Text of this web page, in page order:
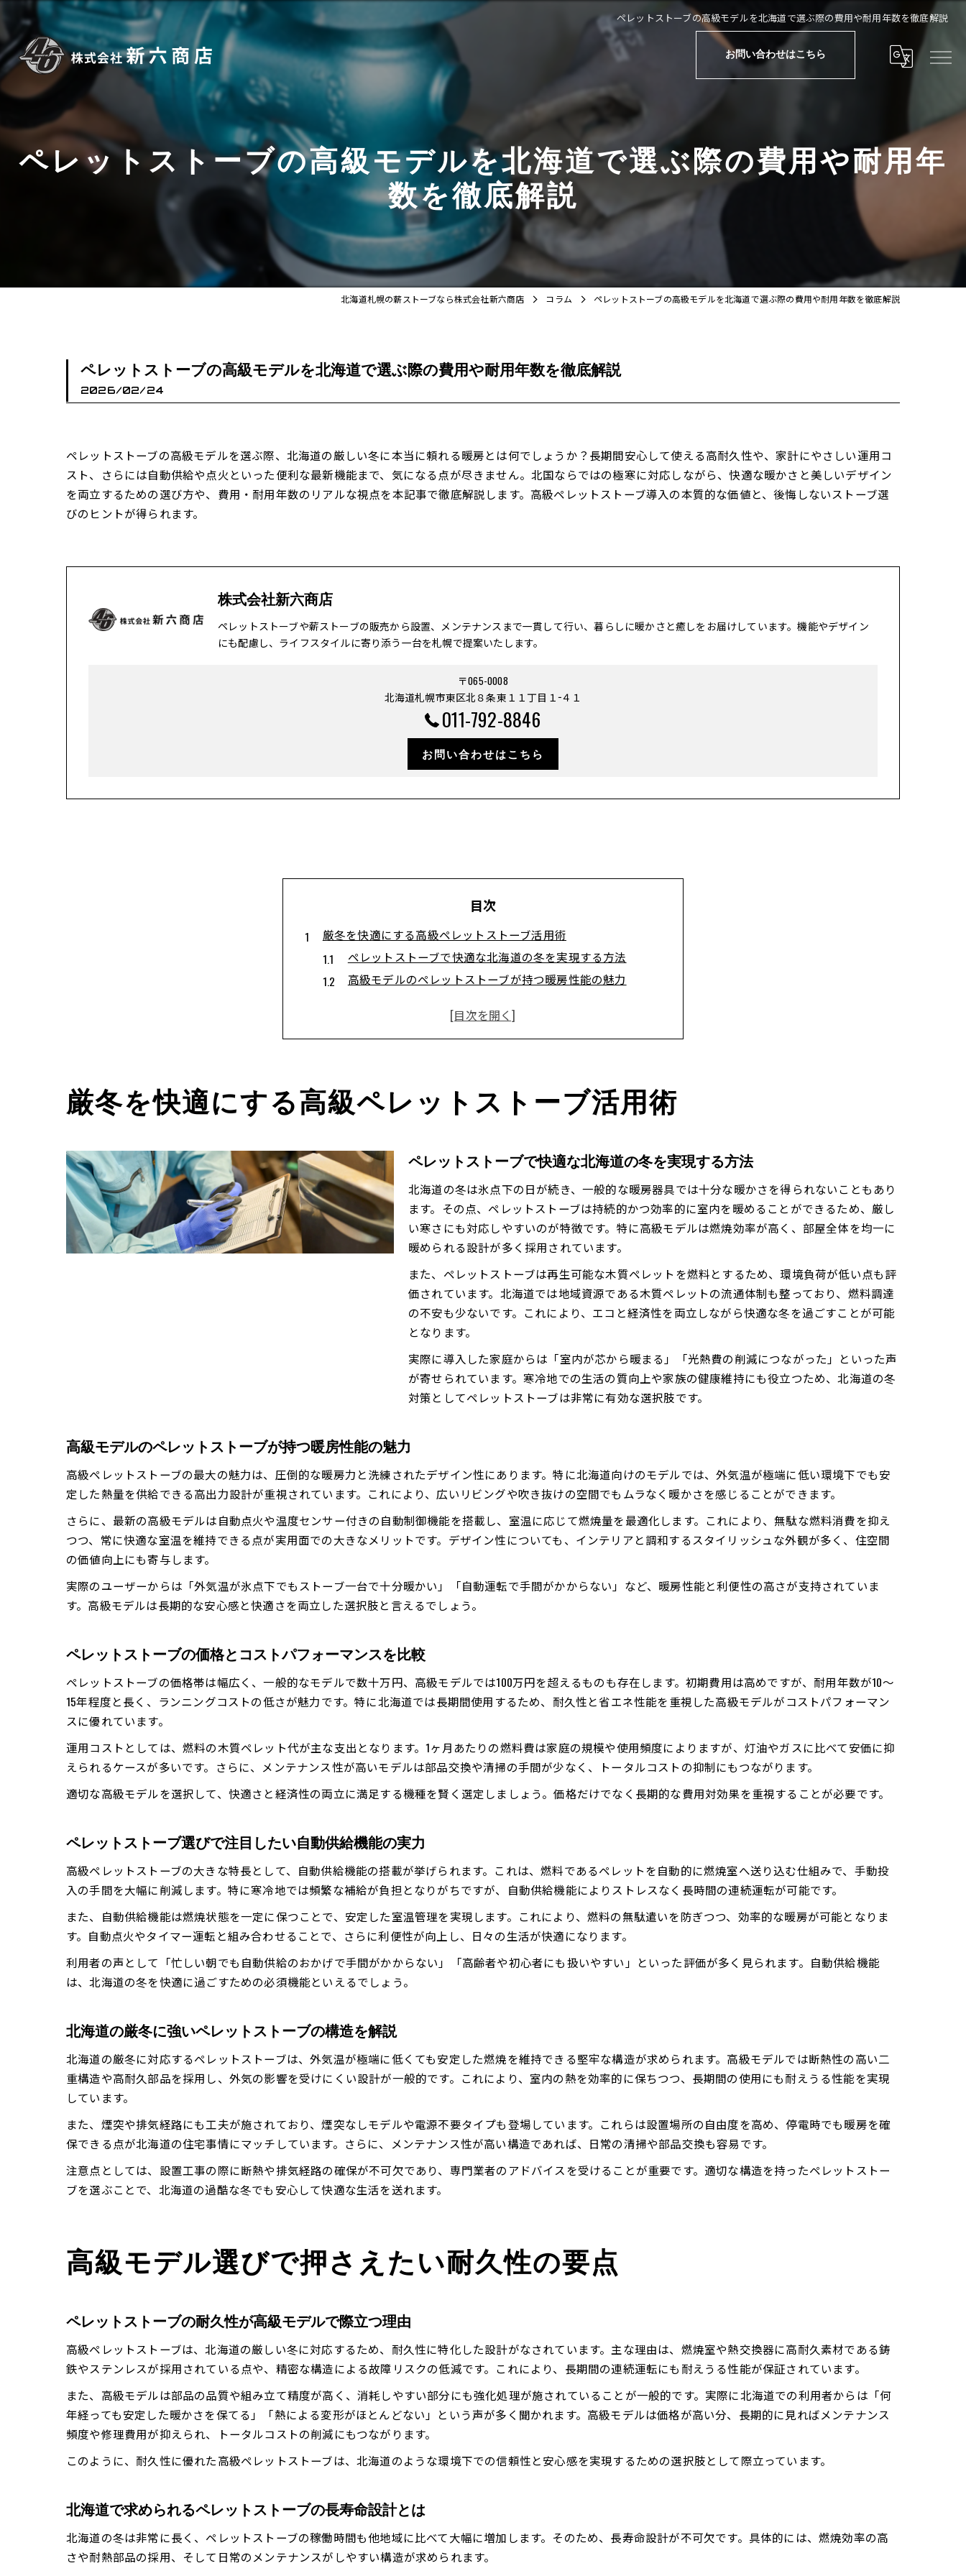
ペレットストーブの高級モデルを北海道で選ぶ際の費用や耐用年数を徹底解説
お問い合わせはこちら
ペレットストーブの高級モデルを北海道で選ぶ際の費用や耐用年
数を徹底解説
北海道札幌の薪ストーブなら株式会社新六商店 コラム ペレットストーブの高級モデルを北海道で選ぶ際の費用や耐用年数を徹底解説
ペレットストーブの高級モデルを北海道で選ぶ際の費用や耐用年数を徹底解説
2026/02/24
ペレットストーブの高級モデルを選ぶ際、北海道の厳しい冬に本当に頼れる暖房とは何でしょうか？長期間安心して使える高耐久性や、家計にやさしい運用コ
スト、さらには自動供給や点火といった便利な最新機能まで、気になる点が尽きません。北国ならではの極寒に対応しながら、快適な暖かさと美しいデザイン
を両立するための選び方や、費用・耐用年数のリアルな視点を本記事で徹底解説します。高級ペレットストーブ導入の本質的な価値と、後悔しないストーブ選
びのヒントが得られます。
株式会社新六商店
ペレットストーブや薪ストーブの販売から設置、メンテナンスまで一貫して行い、暮らしに暖かさと癒しをお届けしています。機能やデザイン
にも配慮し、ライフスタイルに寄り添う一台を札幌で提案いたします。
〒065-0008
北海道札幌市東区北８条東１１丁目１−４１
011-792-8846
お問い合わせはこちら
目次
厳冬を快適にする高級ペレットストーブ活用術
ペレットストーブで快適な北海道の冬を実現する方法
高級モデルのペレットストーブが持つ暖房性能の魅力
ペレットストーブ選びで注目したい自動供給機能の実力
ペレットストーブの耐久性が高級モデルで際立つ理由
北海道で求められるペレットストーブの長寿命設計とは
ペレットストーブ選びで失敗しない耐久性チェックポイント
ペレットストーブの部品交換や修理対応の安心感
ペレットストーブを導入する魅力と安心ポイント
ペレットストーブ導入で得られる快適な暖かさの違い
高級ペレットストーブの安心ポイントと安全性能
ペレットストーブの構造がもたらす経済的メリット
自動供給機能付きペレットストーブの便利さを紹介
ペレットストーブ導入後のランニングコストを解説
北海道の冬に最適な構造や自動供給機能を解説
ペレットストーブの構造が北海道の冬を支える理由
高級モデルの自動供給機能でラクに暖かさを得る
ペレットストーブの煙突なしタイプの活用シーン
ペレットストーブと薪ストーブの構造比較を解説
煙突なしや電源不要タイプの実力とは
ペレットストーブの煙突なしタイプが選ばれる理由
電源不要ペレットストーブのメリットと注意点
北海道の冬でも活躍するペレットストーブ最新モデル
ペレットストーブ設置時のコストと利便性を比較
維持費と導入費の現実を詳しく紹介
ペレットストーブの導入費用と月々の維持費を解説
高級ペレットストーブの維持コストと節約ポイント
厳冬を快適にする高級ペレットストーブ活用術
ペレットストーブで快適な北海道の冬を実現する方法
北海道の冬は氷点下の日が続き、一般的な暖房器具では十分な暖かさを得られないこともあり
ます。その点、ペレットストーブは持続的かつ効率的に室内を暖めることができるため、厳し
い寒さにも対応しやすいのが特徴です。特に高級モデルは燃焼効率が高く、部屋全体を均一に
暖められる設計が多く採用されています。
また、ペレットストーブは再生可能な木質ペレットを燃料とするため、環境負荷が低い点も評
価されています。北海道では地域資源である木質ペレットの流通体制も整っており、燃料調達
の不安も少ないです。これにより、エコと経済性を両立しながら快適な冬を過ごすことが可能
となります。
実際に導入した家庭からは「室内が芯から暖まる」「光熱費の削減につながった」といった声
が寄せられています。寒冷地での生活の質向上や家族の健康維持にも役立つため、北海道の冬
対策としてペレットストーブは非常に有効な選択肢です。
高級モデルのペレットストーブが持つ暖房性能の魅力
高級ペレットストーブの最大の魅力は、圧倒的な暖房力と洗練されたデザイン性にあります。特に北海道向けのモデルでは、外気温が極端に低い環境下でも安
定した熱量を供給できる高出力設計が重視されています。これにより、広いリビングや吹き抜けの空間でもムラなく暖かさを感じることができます。
さらに、最新の高級モデルは自動点火や温度センサー付きの自動制御機能を搭載し、室温に応じて燃焼量を最適化します。これにより、無駄な燃料消費を抑え
つつ、常に快適な室温を維持できる点が実用面での大きなメリットです。デザイン性についても、インテリアと調和するスタイリッシュな外観が多く、住空間
の価値向上にも寄与します。
実際のユーザーからは「外気温が氷点下でもストーブ一台で十分暖かい」「自動運転で手間がかからない」など、暖房性能と利便性の高さが支持されていま
す。高級モデルは長期的な安心感と快適さを両立した選択肢と言えるでしょう。
ペレットストーブの価格とコストパフォーマンスを比較
ペレットストーブの価格帯は幅広く、一般的なモデルで数十万円、高級モデルでは100万円を超えるものも存在します。初期費用は高めですが、耐用年数が10～
15年程度と長く、ランニングコストの低さが魅力です。特に北海道では長期間使用するため、耐久性と省エネ性能を重視した高級モデルがコストパフォーマン
スに優れています。
運用コストとしては、燃料の木質ペレット代が主な支出となります。1ヶ月あたりの燃料費は家庭の規模や使用頻度によりますが、灯油やガスに比べて安価に抑
えられるケースが多いです。さらに、メンテナンス性が高いモデルは部品交換や清掃の手間が少なく、トータルコストの抑制にもつながります。
適切な高級モデルを選択して、快適さと経済性の両立に満足する機種を賢く選定しましょう。価格だけでなく長期的な費用対効果を重視することが必要です。
ペレットストーブ選びで注目したい自動供給機能の実力
高級ペレットストーブの大きな特長として、自動供給機能の搭載が挙げられます。これは、燃料であるペレットを自動的に燃焼室へ送り込む仕組みで、手動投
入の手間を大幅に削減します。特に寒冷地では頻繁な補給が負担となりがちですが、自動供給機能によりストレスなく長時間の連続運転が可能です。
また、自動供給機能は燃焼状態を一定に保つことで、安定した室温管理を実現します。これにより、燃料の無駄遣いを防ぎつつ、効率的な暖房が可能となりま
す。自動点火やタイマー運転と組み合わせることで、さらに利便性が向上し、日々の生活が快適になります。
利用者の声として「忙しい朝でも自動供給のおかげで手間がかからない」「高齢者や初心者にも扱いやすい」といった評価が多く見られます。自動供給機能
は、北海道の冬を快適に過ごすための必須機能といえるでしょう。
北海道の厳冬に強いペレットストーブの構造を解説
北海道の厳冬に対応するペレットストーブは、外気温が極端に低くても安定した燃焼を維持できる堅牢な構造が求められます。高級モデルでは断熱性の高い二
重構造や高耐久部品を採用し、外気の影響を受けにくい設計が一般的です。これにより、室内の熱を効率的に保ちつつ、長期間の使用にも耐えうる性能を実現
しています。
また、煙突や排気経路にも工夫が施されており、煙突なしモデルや電源不要タイプも登場しています。これらは設置場所の自由度を高め、停電時でも暖房を確
保できる点が北海道の住宅事情にマッチしています。さらに、メンテナンス性が高い構造であれば、日常の清掃や部品交換も容易です。
注意点としては、設置工事の際に断熱や排気経路の確保が不可欠であり、専門業者のアドバイスを受けることが重要です。適切な構造を持ったペレットストー
ブを選ぶことで、北海道の過酷な冬でも安心して快適な生活を送れます。
高級モデル選びで押さえたい耐久性の要点
ペレットストーブの耐久性が高級モデルで際立つ理由
高級ペレットストーブは、北海道の厳しい冬に対応するため、耐久性に特化した設計がなされています。主な理由は、燃焼室や熱交換器に高耐久素材である鋳
鉄やステンレスが採用されている点や、精密な構造による故障リスクの低減です。これにより、長期間の連続運転にも耐えうる性能が保証されています。
また、高級モデルは部品の品質や組み立て精度が高く、消耗しやすい部分にも強化処理が施されていることが一般的です。実際に北海道での利用者からは「何
年経っても安定した暖かさを保てる」「熱による変形がほとんどない」という声が多く聞かれます。高級モデルは価格が高い分、長期的に見ればメンテナンス
頻度や修理費用が抑えられ、トータルコストの削減にもつながります。
このように、耐久性に優れた高級ペレットストーブは、北海道のような環境下での信頼性と安心感を実現するための選択肢として際立っています。
北海道で求められるペレットストーブの長寿命設計とは
北海道の冬は非常に長く、ペレットストーブの稼働時間も他地域に比べて大幅に増加します。そのため、長寿命設計が不可欠です。具体的には、燃焼効率の高
さや耐熱部品の採用、そして日常のメンテナンスがしやすい構造が求められます。